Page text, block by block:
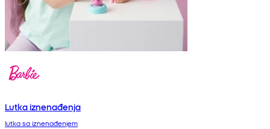
Lutka iznenađenja
lutka sa iznenađenjem